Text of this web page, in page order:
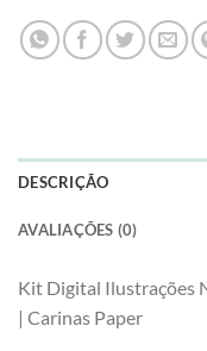
DESCRIÇÃO
AVALIAÇÕES (0)
Kit Digital Ilustrações
| Carinas Paper